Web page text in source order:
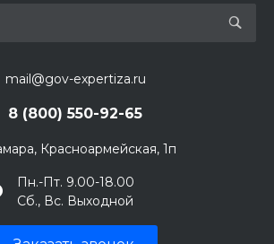
mail@gov-expertiza.ru
8 (800) 550-92-65
Красноармейская, 1п
Пн.-Пт. 9.00-18.00
Сб., Вс. Выходной